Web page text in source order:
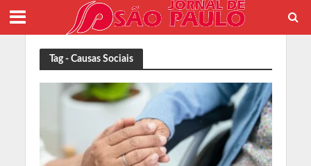
Tag - Causas Sociais